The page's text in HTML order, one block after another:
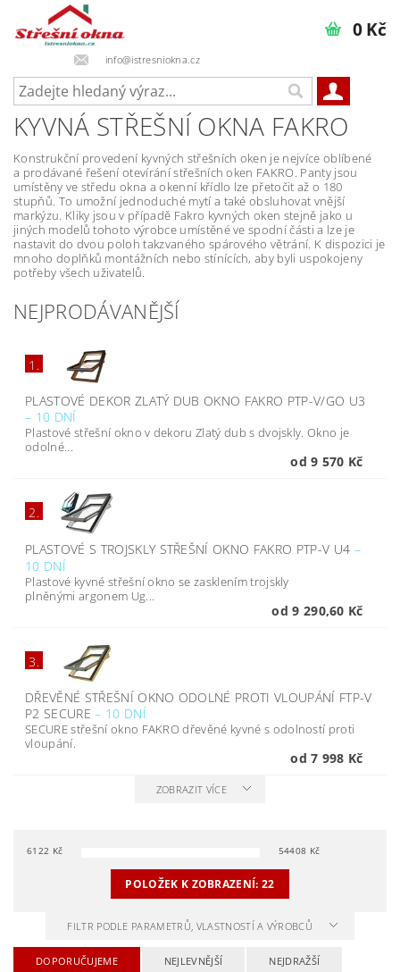
info@istresniokna.cz
0 Kč
KYVNÁ STŘEŠNÍ OKNA FAKRO
Konstrukční provedení kyvných střešních oken je nejvíce oblíbené
a prodávané řešení otevírání střešních oken FAKRO. Panty jsou
umístěny ve středu okna a okenní křídlo lze přetočit až o 180
stupňů. To umožní jednoduché mytí a také obsluhovat vnější
markýzu. Kliky jsou v případě Fakro kyvných oken stejně jako u
jiných modelů tohoto výrobce umístěné ve spodní části a lze je
nastavit do dvou poloh takzvaného spárového větrání. K dispozici je
mnoho doplňků montážních nebo stínících, aby byli uspokojeny
potřeby všech uživatelů.
NEJPRODÁVANĚJŠÍ
1.
PLASTOVÉ DEKOR ZLATÝ DUB OKNO FAKRO PTP-V/GO U3
– 10 DNÍ
Plastové střešní okno v dekoru Zlatý dub s dvojskly. Okno je
odolné...
od 9 570 Kč
2.
PLASTOVÉ S TROJSKLY STŘEŠNÍ OKNO FAKRO PTP-V U4 –
10 DNÍ
Plastové kyvné střešní okno se zasklením trojskly
plněnými argonem Ug...
od 9 290,60 Kč
3.
DŘEVĚNÉ STŘEŠNÍ OKNO ODOLNÉ PROTI VLOUPÁNÍ FTP-V
P2 SECURE– 10 DNÍ
SECURE střešní okno FAKRO dřevěné kyvné s odolností proti
vloupání.
od 7 998 Kč
ZOBRAZIT VÍCE
6122 Kč 54408 Kč
POLOŽEK K ZOBRAZENÍ:22
FILTR PODLE PARAMETRŮ, VLASTNOSTÍ A VÝROBCŮ
DOPORUČUJEME NEJLEVNĚJŠÍ NEJDRAŽŠÍ